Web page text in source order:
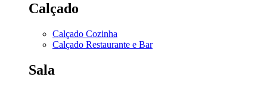
Calçado
Calçado Cozinha
Calçado Restaurante e Bar
Sala